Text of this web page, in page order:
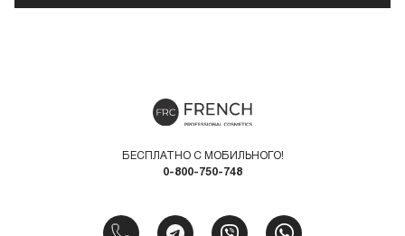
БЕСПЛАТНО С МОБИЛЬНОГО!
0-800-750-748